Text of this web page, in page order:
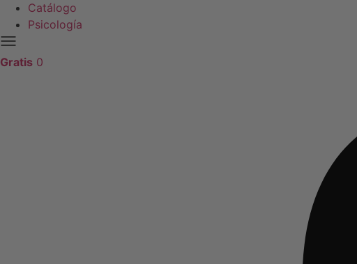
Catálogo
Psicología
Gratis 0